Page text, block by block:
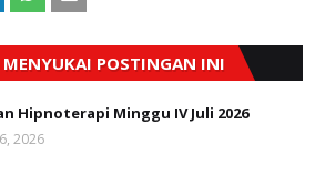
POSTINGAN INI
Hipnoterapi Minggu IV Juli 2026
2026